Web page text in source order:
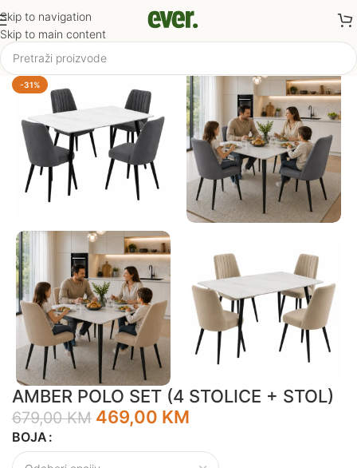
Skip to navigation
Skip to main content
-31%
AMBER POLO SET (4 STOLICE + STOL)
679,00KM 469,00 KM
BOJA